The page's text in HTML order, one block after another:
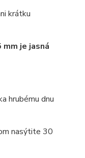
krátku
je jasná
hrubému dnu
nasýtite 30